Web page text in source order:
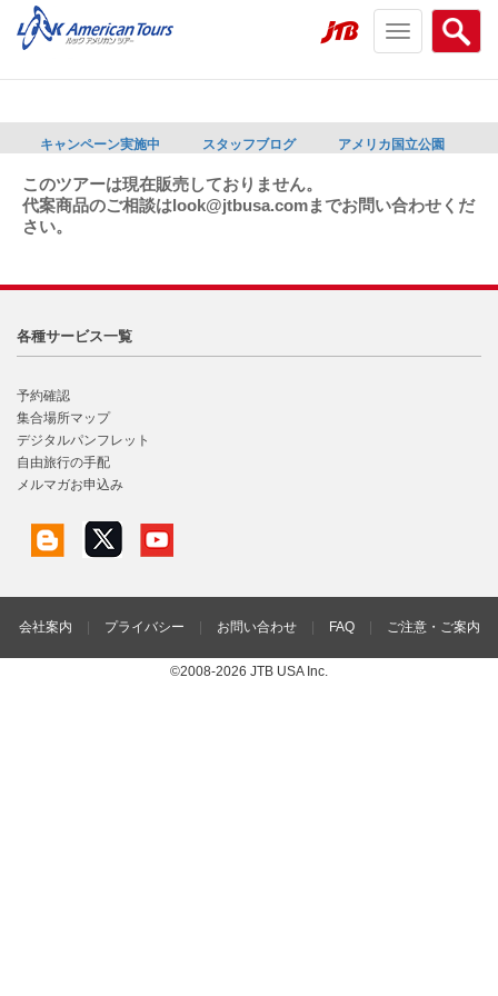
Search
menu
Toggle
navigation
キャンペーン実施中 スタッフブログ アメリカ国立公園
このツアーは現在販売しておりません。
代案商品のご相談はlook@jtbusa.comまでお問い合わせくだ
さい。
各種サービス一覧
予約確認
集合場所マップ
デジタルパンフレット
自由旅行の手配
メルマガお申込み
会社案内 プライバシー お問い合わせ FAQ ご注意・ご案内
©2008-2026 JTB USA Inc.